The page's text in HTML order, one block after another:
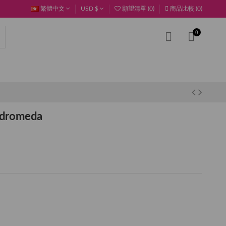
繁體中文 USD $ 願望清單 (0) 商品比較 (0)
0